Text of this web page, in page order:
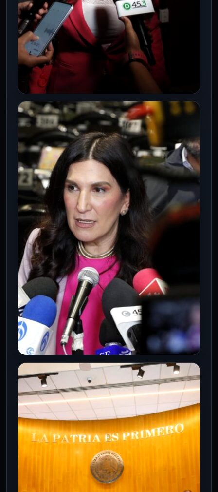
CÁMARA DE DIPUTADOS
Kenia López Rabadán: reforma
electoral no aplicará en 2027 y se
perdió oportunidad de frenar al
crimen organizado
29 May 2026
Kenia López Rabadán señala que la falta
de leyes secundarias impide aplicar
cambios en 2027 y abre debate…
CÁMARA DE DIPUTADOS
Kenia López advierte que reforma al
artículo 41 debilita blindaje
democrático
27 May 2026
Presidenta de la Cámara acusa omisión
constitucional para frenar el
financiamiento del crimen organizado en